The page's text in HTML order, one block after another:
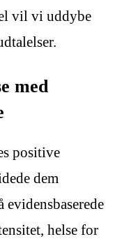
vil vi uddybe
med
positive
dem
evidensbaserede
helse for